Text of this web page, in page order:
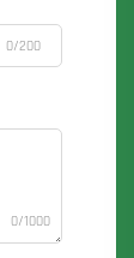
0/200
0/1000